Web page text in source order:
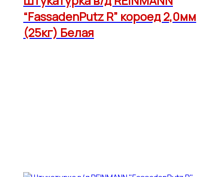
“FassadenPutz R” короед 2,0мм
(25кг) Белая